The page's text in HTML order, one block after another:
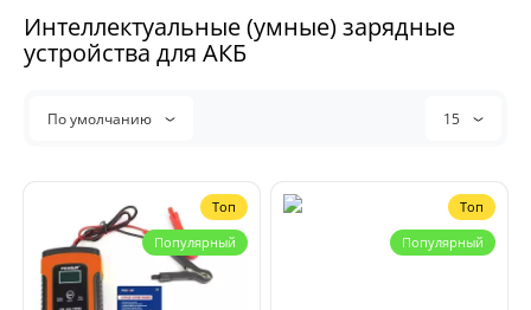
Интеллектуальные (умные) зарядные
устройства для АКБ
По умолчанию 15
Топ
Популярный
Топ
Популярный